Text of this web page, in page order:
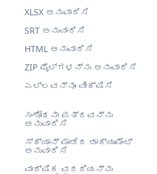
ಸಂಶೋಧನಾ ಪತ್ರವನ್ನು
ಅನುವಾದಿಸಿ
ಸ್ಕ್ಯಾನ್ ಮಾಡಿದ ಡಾಕ್ಯುಮೆಂಟ್
ಅನುವಾದಿಸಿ
ವಾರ್ಷಿಕ ವರದಿಯನ್ನು
XLSX ಅನುವಾದಿಸಿ
SRT ಅನುವಾದಿಸಿ
HTML ಅನುವಾದಿಸಿ
ZIP ಫೈಲ್‌ಗಳನ್ನು ಅನುವಾದಿಸಿ
ಎಲ್ಲವನ್ನೂ ವೀಕ್ಷಿಸಿ